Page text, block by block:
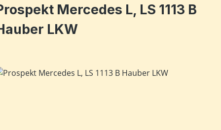
Mercedes L, LS 1113 B
LKW
überspringen